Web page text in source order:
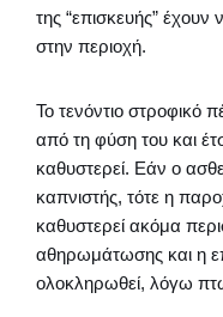
της “επισκευής”
στην περιοχή.
Το τενόντιο στροφικό
από τη φύση του και
καθυστερεί. Εάν ο
καπνιστής, τότε η
καθυστερεί ακόμα
αθηρωμάτωσης και η
ολοκληρωθεί, λόγω